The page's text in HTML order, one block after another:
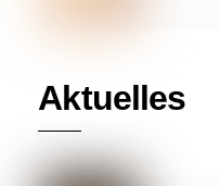
Aktuelles